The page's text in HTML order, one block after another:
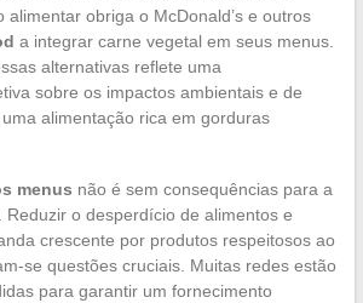
alimentar obriga o McDonald’s e outros
a integrar carne vegetal em seus menus.
alternativas reflete uma
sobre os impactos ambientais e de
alimentação rica em gorduras
menus não é sem consequências para a
Reduzir o desperdício de alimentos e
crescente por produtos respeitosos ao
se questões cruciais. Muitas redes estão
para garantir um fornecimento